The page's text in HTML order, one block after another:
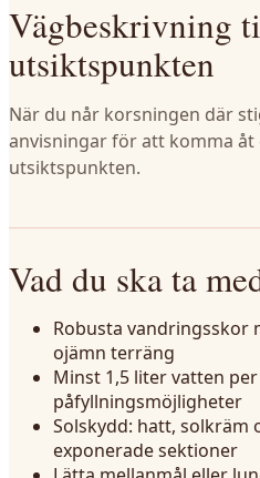
Vägbeskrivning
utsiktspunkten
När du når korsningen där
anvisningar för att komma åt
utsiktspunkten.
Vad du ska ta
Robusta vandringsskor
ojämn terräng
Minst 1,5 liter vatten
påfyllningsmöjligheter
Solskydd: hatt, solkräm
exponerade sektioner